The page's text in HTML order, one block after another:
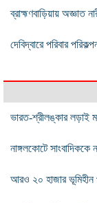
ব্রাহ্মণবাড়িয়ায় অজ্ঞাত
দেবিদ্বারে পরিবার
ভারত-শ্রীলঙ্কার লড়াই
নাঙ্গলকোটে সাংবাদিককে
আরও ২০ হাজার ভূমিহীন